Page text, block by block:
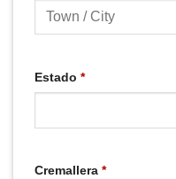
Estado *
Cremallera *